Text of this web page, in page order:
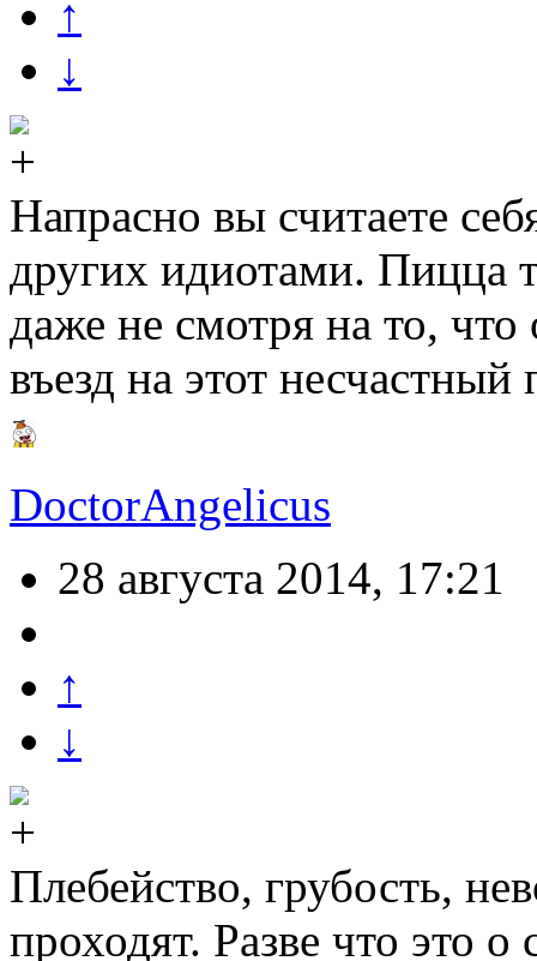
↑
↓
Напрасно вы считаете
других идиотами. Пицца
даже не смотря на то,
въезд на этот несчастный
DoctorAngelicus
28 августа 2014, 17:21
↑
↓
Плебейство, грубость,
проходят. Разве что это о